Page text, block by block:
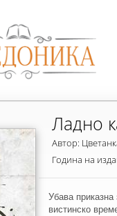
Ладно
Автор:
Година на
Убава
вистинско